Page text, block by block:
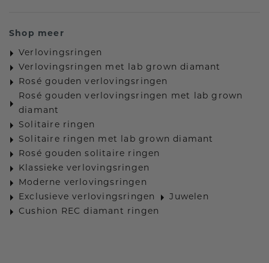
Shop meer
Verlovingsringen
Verlovingsringen met lab grown diamant
Rosé gouden verlovingsringen
Rosé gouden verlovingsringen met lab grown
diamant
Solitaire ringen
Solitaire ringen met lab grown diamant
Rosé gouden solitaire ringen
Klassieke verlovingsringen
Moderne verlovingsringen
Exclusieve verlovingsringen
Juwelen
Cushion REC diamant ringen